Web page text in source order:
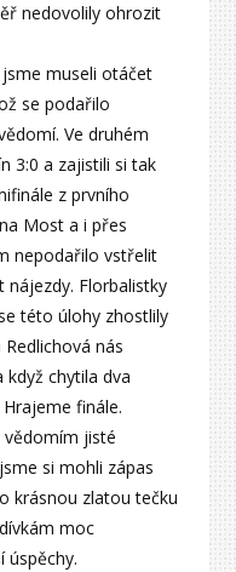
nedovolily ohrozit
museli otáčet
se podařilo
Ve druhém
3:0 a zajistili si tak
z prvního
Most a i přes
nepodařilo vstřelit
Florbalistky
této úlohy zhostlily
nás
chytila dva
finále.
vědomím jisté
si mohli zápas
krásnou zlatou tečku
moc
úspěchy.